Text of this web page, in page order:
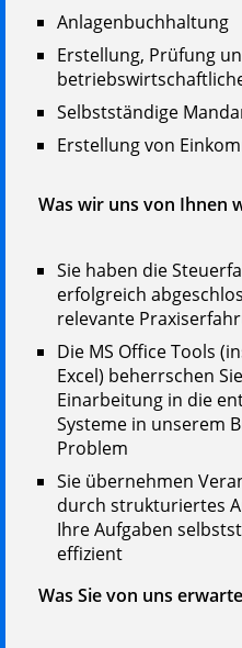
Anlagenbuchhaltung
Erstellung, Prüfung
Selbstständige
Erstellung von
Was wir uns von Ihnen
Sie haben die
erfolgreich
relevante
Die MS Office Tools
Excel) beherrschen
Einarbeitung in die
Systeme in unserem
Problem
Sie übernehmen
durch strukturiertes
Ihre Aufgaben
effizient
Was Sie von uns